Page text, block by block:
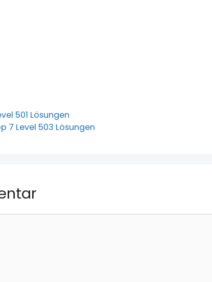
501 Lösungen
7 Level 503 Lösungen